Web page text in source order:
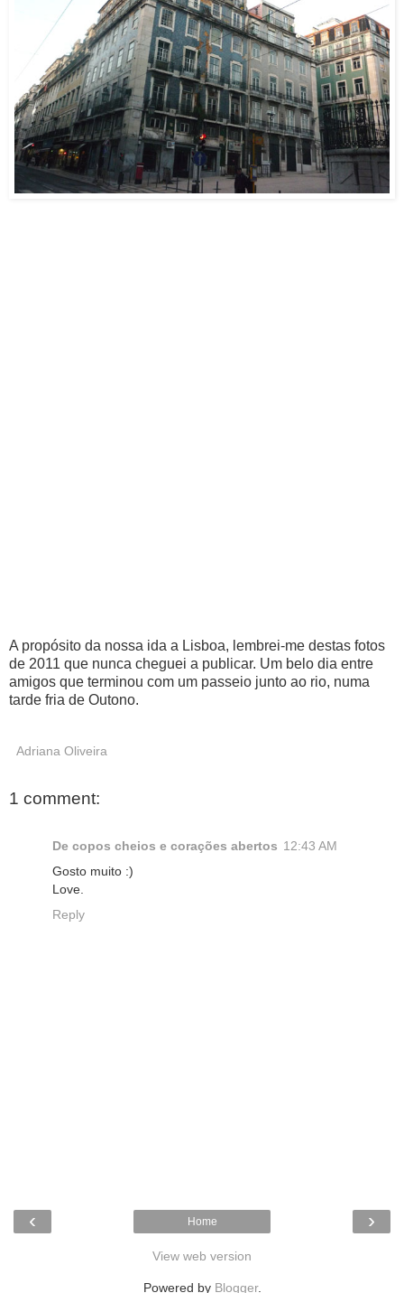
A propósito da nossa ida a Lisboa, lembrei-me destas fotos
de 2011 que nunca cheguei a publicar. Um belo dia entre
amigos que terminou com um passeio junto ao rio, numa
tarde fria de Outono.
Adriana Oliveira
1 comment:
De copos cheios e corações abertos 12:43 AM
Gosto muito :)
Love.
Reply
‹ ›
Home
View web version
Powered by Blogger.